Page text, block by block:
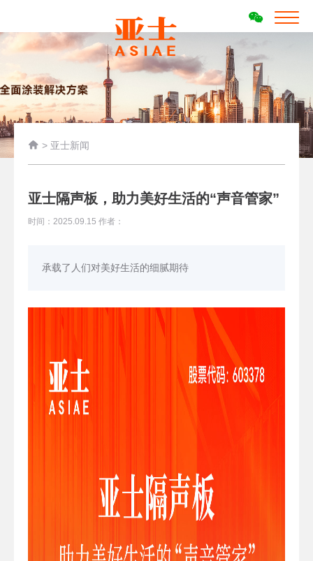
 > 亚士新闻
亚士隔声板，助力美好生活的“声音管家”
时间：2025.09.15 作者：
承载了人们对美好生活的细腻期待